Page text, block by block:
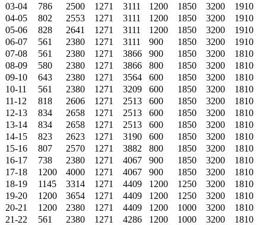
03-04
786 2500 1271 3111 1200 1850 3200
1910
04-05
802 2553 1271 3111 1200 1850 3200
1910
05-06
828 2641 1271 3111 1200 1850 3200
1910
06-07
561 2380 1271 3111 900 1850 3200
1910
07-08
561 2380 1271 3866 900 1850 3200
1810
08-09
580 2380 1271 3866 800 1850 3200
1810
09-10
643 2380 1271 3564 600 1850 3200
1810
10-11
561 2380 1271 3209 600 1850 3200
1810
11-12
818 2606 1271 2513 600 1850 3200
1810
12-13
834 2658 1271 2513 600 1850 3200
1810
13-14
834 2658 1271 2513 600 1850 3200
1810
14-15
823 2623 1271 3190 600 1850 3200
1810
15-16
807 2570 1271 3882 800 1850 3200
1810
16-17
738 2380 1271 4067 900 1850 3200
1810
17-18
1200 4000 1271 4067 900 1850 3200
1810
18-19
1145 3314 1271 4409 1200 1250 3200
1810
19-20
1200 3654 1271 4409 1200 1250 3200
1810
20-21
1200 2380 1271 4409 1200 1000 3200
1810
21-22
561 2380 1271 4286 1200 1000 3200 1810